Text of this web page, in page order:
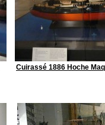
Cuirassé 1886 Hoche